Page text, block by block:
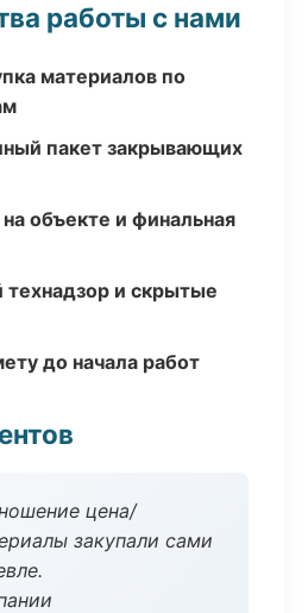
работы с нами
материалов по
пакет закрывающих
объекте и финальная
технадзор и скрытые
до начала работ
цена/
закупали сами